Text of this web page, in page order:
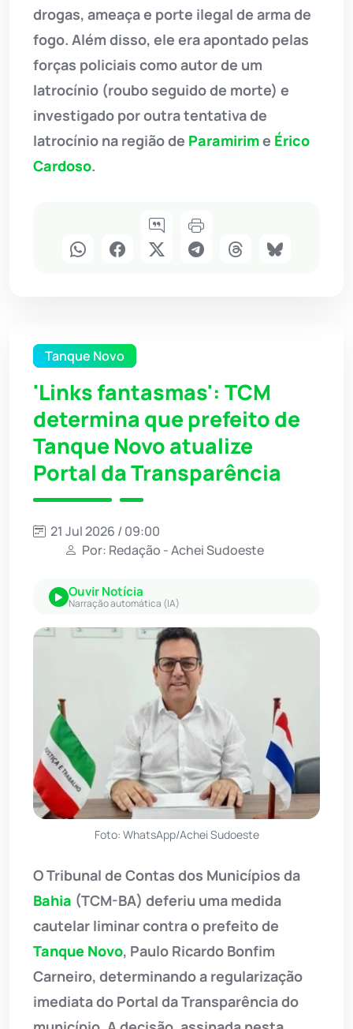
drogas, ameaça e porte ilegal de arma de
fogo. Além disso, ele era apontado pelas
forças policiais como autor de um
latrocínio (roubo seguido de morte) e
investigado por outra tentativa de
latrocínio na região de Paramirime Érico
Cardoso.
Tanque Novo
'Links fantasmas': TCM
determina que prefeito de
Tanque Novo atualize
Portal da Transparência
21 Jul 2026 / 09:00
Por: Redação - Achei Sudoeste
Ouvir Notícia
Narração automática (IA)
Foto: WhatsApp/Achei Sudoeste
O Tribunal de Contas dos Municípios da
Bahia (TCM-BA) deferiu uma medida
cautelar liminar contra o prefeito de
Tanque Novo, Paulo Ricardo Bonfim
Carneiro, determinando a regularização
imediata do Portal da Transparência do